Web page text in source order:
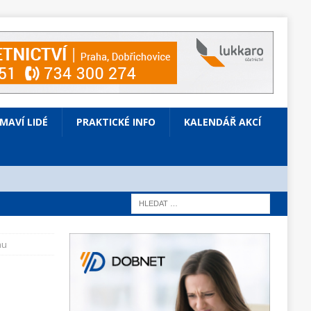
LIDÉ PRAKTICKÉ INFO KALENDÁŘ AKCÍ